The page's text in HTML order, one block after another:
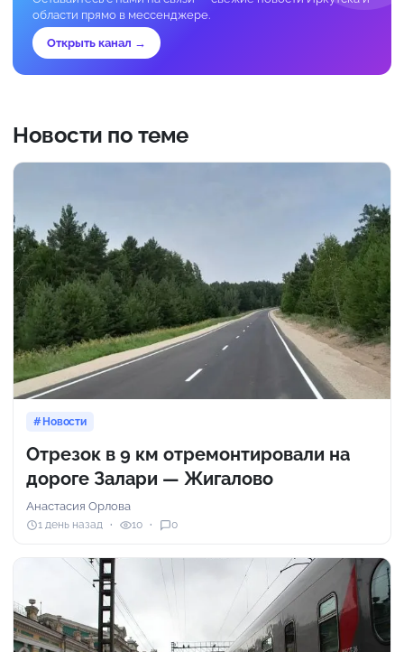
области прямо в мессенджере.
Открыть канал →
Новости по теме
Новости
Отрезок в 9 км отремонтировали на
дороге Залари — Жигалово
Анастасия Орлова
1 день назад 10 0